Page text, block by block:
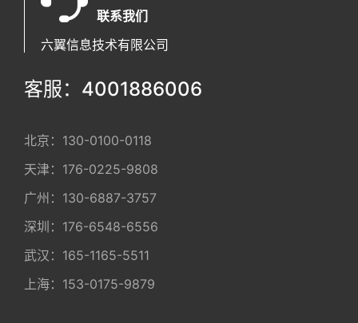
联系我们
六翼信息技术有限公司
客服：4001886006
北京： 130-0100-0118
天津： 176-0225-9808
广州： 130-6887-3757
深圳： 176-6548-6556
武汉： 165-1165-5511
上海： 153-0175-9879